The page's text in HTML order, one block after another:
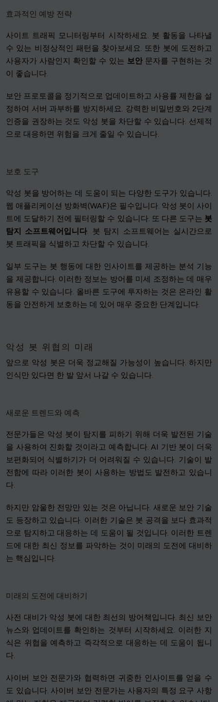
효과적인 예방 전략
사이트 트래픽 모니터링부터 시작하세요. 봇 활동을 나타낼
수 있는 비정상적인 패턴을 찾아보세요. 또한 봇에 도전하고
사용자가 사람인지 확인할 수 있는 보안 문자를 구현하는 것
이 좋습니다.
보안 프로토콜을 정기적으로 업데이트하고 사용률 제한을 설
정하여 서버 과부하를 방지하세요. 강력한 비밀번호와 2단계
인증을 권장하는 것도 악성 봇을 차단할 수 있습니다. 선제적
으로 대응하면 위험을 크게 줄일 수 있습니다.
보호 도구
악성 봇을 방어하는 데 도움이 되는 다양한 도구가 있습니다.
웹 애플리케이션 방화벽(WAF)은 필수입니다. 악성 봇이 사이
트에 도달하기 전에 필터링할 수 있습니다. 또 다른 도구는 봇
탐지 소프트웨어입니다 . 봇 탐지 소프트웨어는 실시간으로
봇 트래픽을 식별하고 차단할 수 있습니다.
일부 도구는 봇 행동에 대한 인사이트를 제공하는 분석 기능
을 제공합니다. 이러한 정보는 방어를 미세 조정하는 데 매우
유용할 수 있습니다. 올바른 도구에 투자하는 것은 온라인 활
동을 안전하게 보호하는 데 있어 매우 중요한 단계입니다.
악성 봇 위협의 미래
앞으로 악성 봇은 더욱 정교해질 가능성이 높습니다. 하지만
인식만 있다면 한 발 앞서 나갈 수 있습니다.
새로운 트렌드와 예측
전문가들은 악성 봇이 탐지를 피하기 위해 더욱 발전된 기술
을 사용하여 진화할 것이라고 예측합니다. AI 기반 봇이 더욱
보편화되어 식별하기가 더 어려워질 수 있습니다. 기술이 발
전함에 따라 이러한 봇이 사용하는 방법도 발전하고 있습니
다.
하지만 암울한 전망만 있는 것은 아닙니다. 새로운 보안 기술
도 등장하고 있습니다. 이러한 기술은 봇 공격을 보다 효과적
으로 탐지하고 대응하는 데 도움이 될 것입니다. 이러한 트렌
드에 대한 최신 정보를 파악하는 것이 미래의 도전에 대비하
는 핵심입니다.
미래의 도전에 대비하기
사전 대비가 악성 봇에 대한 최선의 방어책입니다. 최신 보안
뉴스와 업데이트를 확인하는 것부터 시작하세요. 이러한 지
식은 위협을 예측하고 즉각적으로 대응하는 데 도움이 됩니
다.
사이버 보안 전문가와 협력하면 귀중한 인사이트를 얻을 수
도 있습니다. 사이버 보안 전문가는 사용자의 특정 요구 사항